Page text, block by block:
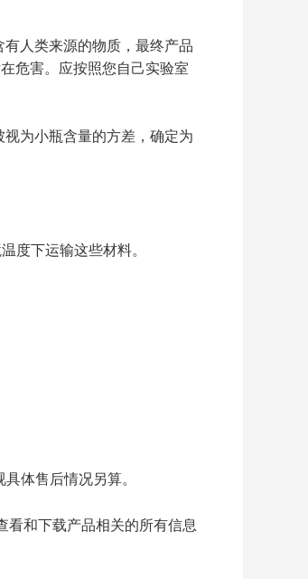
人类来源的物质，最终产品
危害。应按照您自己实验室
为小瓶含量的方差，确定为
度下运输这些材料。
体售后情况另算。
看和下载产品相关的所有信息